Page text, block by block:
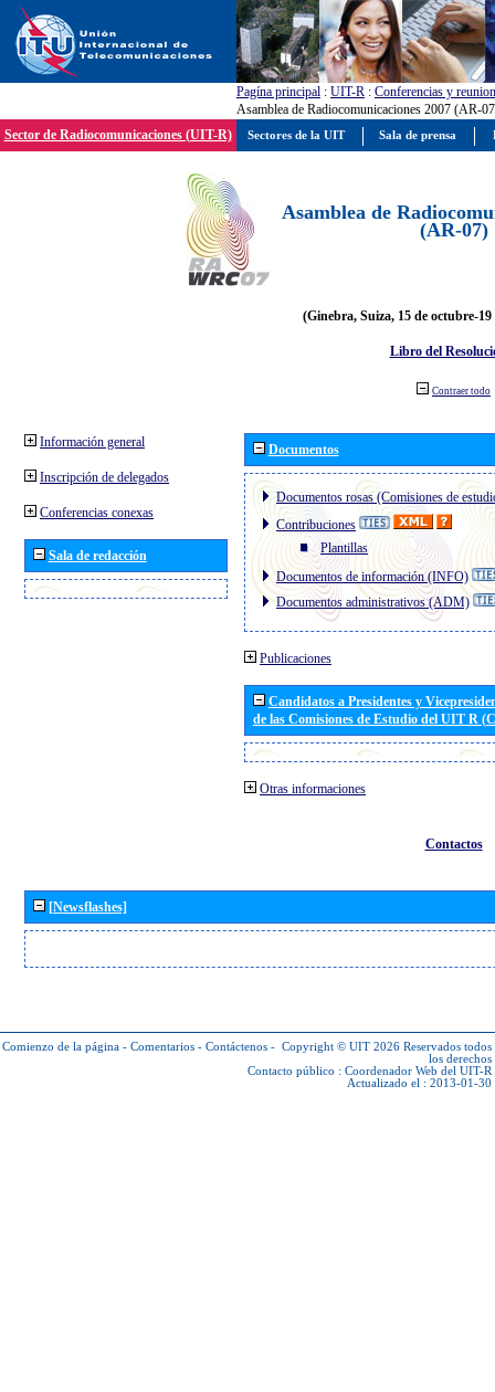
Pagína principal : UIT-R : Conferencias y
Asamblea de Radiocomunicaciones 2007 (AR-
Sector de Radiocomunicaciones (UIT-R)
Asamblea de
(AR-07)
(Ginebra, Suiza, 15 de octubre-19
Libro del
Contraer todo
Información general
Inscripción de delegados
Conferencias conexas
Sala de redacción
Documentos
Documentos rosas (Comisiones de
Contribuciones
Plantillas
Documentos de información (INFO)
Documentos administrativos (ADM)
Publicaciones
Candidatos a Presidentes y
de las Comisiones de Estudio del UIT R
Otras informaciones
Contactos
[Newsflashes]
Comienzo de la página - Comentarios - Contáctenos - Copyright © UIT 2026 Reservados todos
los derechos
Contacto público : Coordenador Web del UIT-R
Actualizado el : 2013-01-30
Sectores de la UIT Sala de prensa